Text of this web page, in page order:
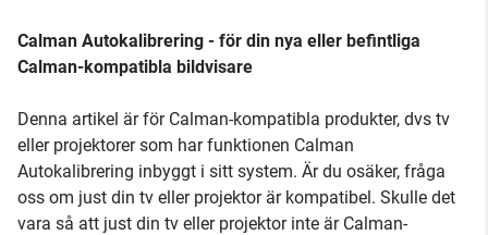
Calman Autokalibrering - för din nya eller befintliga
Calman-kompatibla bildvisare
Denna artikel är för Calman-kompatibla produkter, dvs tv
eller projektorer som har funktionen Calman
Autokalibrering inbyggt i sitt system. Är du osäker, fråga
oss om just din tv eller projektor är kompatibel. Skulle det
vara så att just din tv eller projektor inte är Calman-